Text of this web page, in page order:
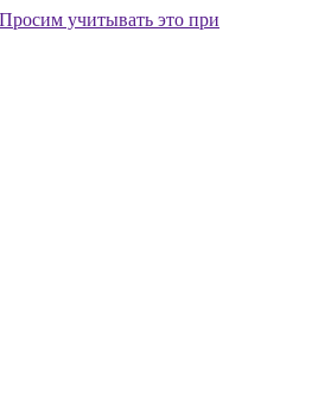
учитывать это при